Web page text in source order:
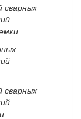
сварных
сварных